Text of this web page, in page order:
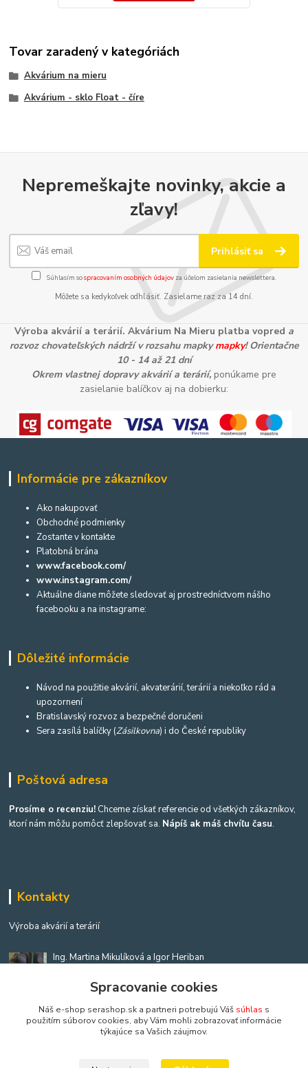
Tovar zaradený v kategóriách
Akvárium na mieru
Akvárium - sklo Float - číre
Nepremeškajte novinky, akcie a
zľavy!
Prihlásiť sa
Súhlasím sospracovaním osobných údajov za účelom zasielania newslettera.
Môžete sa kedykoľvek odhlásiť. Zasielame raz za 14 dní.
Výroba akvárií a terárií. Akvárium Na Mieru platba vopred a
rozvoz chovateľských nádrží v rozsahu mapkymapky! Orientačne
10 - 14 až 21 dní
Okrem vlastnej dopravy akvárií a terárií, ponúkame pre
zasielanie balíčkov aj na dobierku:
Informácie pre zákazníkov
Ako nakupovať
Obchodné podmienky
Zostante v kontakte
Platobná brána
www.facebook.com/
www.instagram.com/
Aktuálne diane môžete sledovať aj prostredníctvom nášho
facebooku a na instagrame:
Dôležité informácie
Návod na použitie akvárií, akvaterárií, terárií a niekoľko rád a
upozornení
Bratislavský rozvoz a bezpečné doručeni
Sera zasílá balíčky (Zásilkovna) i do České republiky
Poštová adresa
Prosíme o recenziu! Chceme získať referencie od všetkých zákazníkov,
ktorí nám môžu pomôcť zlepšovať sa. Nápíš ak máš chvíľu času.
Kontakty
Výroba akvárií a terárií
Ing. Martina Mikulíková a Igor Heriban
(Po-Pia, 8-16 hod.)
akvaria@akvaria.sk
Spracovanie cookies
Náš e-shop serashop.sk a partneri potrebujú Váš súhlas s
použitím súborov cookies, aby Vám mohli zobrazovať informácie
týkajúce sa Vašich záujmov.